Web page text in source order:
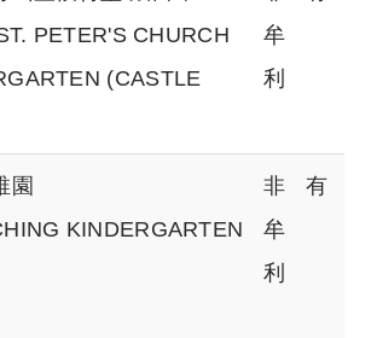
PETER'S CHURCH
(CASTLE
牟
利
園
KINDERGARTEN
非
牟
利
有